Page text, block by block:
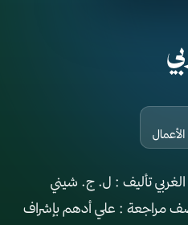
الأعمال
العالم الغربي تأليف : ل. ج. شيني
مراجعة : علي أدهم بإشراف